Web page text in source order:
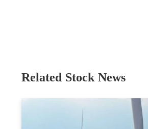
Related Stock News